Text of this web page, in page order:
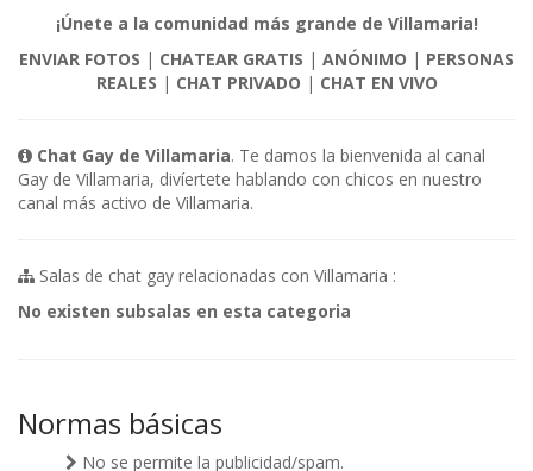
¡Únete a la comunidad más grande de Villamaria!
ENVIAR FOTOS | CHATEAR GRATIS | ANÓNIMO | PERSONAS
REALES | CHAT PRIVADO | CHAT EN VIVO
Chat Gay de Villamaria. Te damos la bienvenida al canal
Gay de Villamaria, divíertete hablando con chicos en nuestro
canal más activo de Villamaria.
Salas de chat gay relacionadas con Villamaria :
No existen subsalas en esta categoria
Normas básicas
No se permite la publicidad/spam.